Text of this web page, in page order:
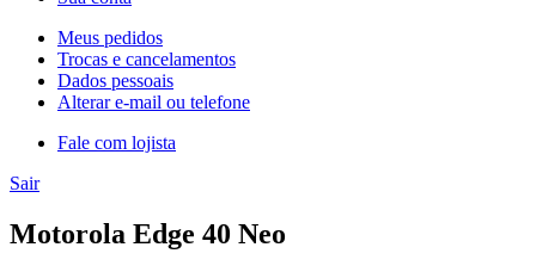
Meus pedidos
Trocas e cancelamentos
Dados pessoais
Alterar e-mail ou telefone
Fale com lojista
Sair
Motorola Edge 40 Neo